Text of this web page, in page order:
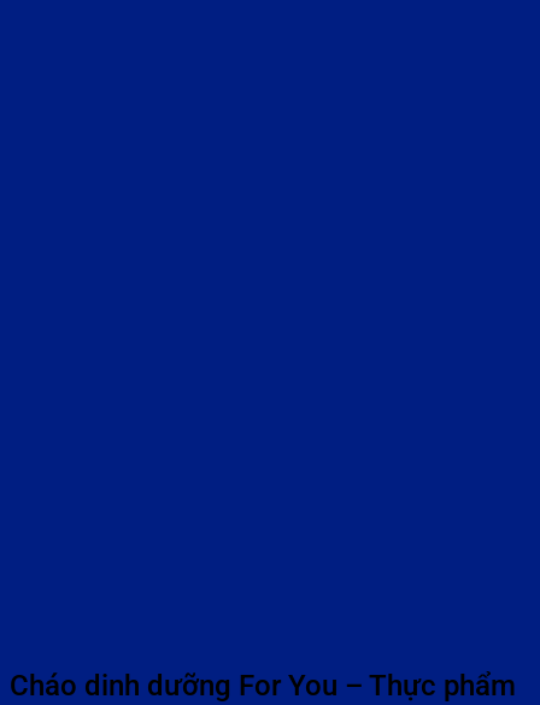
Cháo dinh dưỡng For You – Thực phẩm